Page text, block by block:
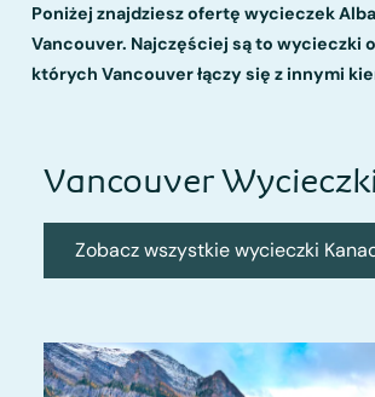
Poniżej znajdziesz ofertę wycieczek
Vancouver. Najczęściej są to wycieczki
których Vancouver łączy się z innymi
Vancouver
Zobacz wszystkie wycieczki